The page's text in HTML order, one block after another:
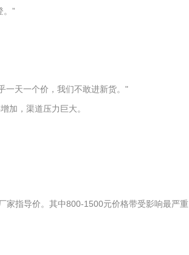
”
一天一个价，我们不敢进新货。"
加，渠道压力巨大。
指导价。其中800-1500元价格带受影响最严